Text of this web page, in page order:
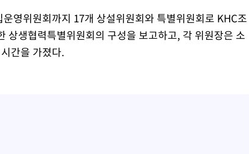
영위원회까지 17개 상설위원회와 특별위원회로 KHC조
상생협력특별위원회의 구성을 보고하고, 각 위원장은 소
간을 가졌다.